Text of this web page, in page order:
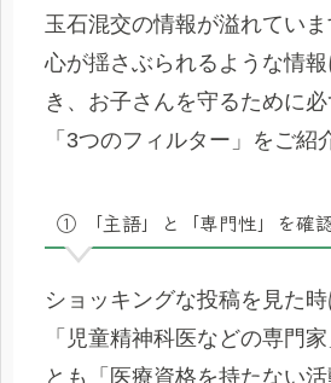
玉石混交の情報が溢れていま
心が揺さぶられるような情報
き、お子さんを守るために
「3つのフィルター」をご紹
① 「主語」と「専門性」を確
ショッキングな投稿を見た
「児童精神科医などの専門
とも「医療資格を持たない活